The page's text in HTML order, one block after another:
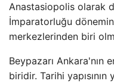
Anastasiopolis olarak
İmparatorluğu
merkezlerinden biri
Beypazarı Ankara'nın
biridir. Tarihi